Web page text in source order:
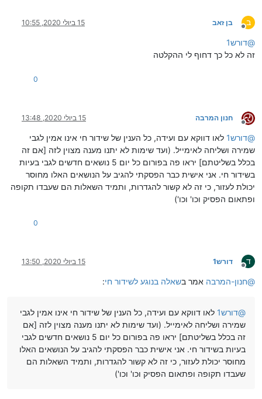
ב
מנותק
בן זאב 15 ביולי 2020, 10:55
@דורש1
זה לא כל כך דחוף לי ההקלטה
0
מנותק
חנון המרבה 15 ביולי 2020, 13:48
@דורש1
לאו דווקא עם ועידה, כל הענין של שידור חי אינו אמין לגבי
שמירה ושליחה לאימייל. (ועד שימות לא יתנו מענה מצוין לזה [אם זה
בכלל בשליטתם] יראו פה בפורום כל יום 5 נושאים חדשים לגבי בעיות
בשידור חי. אני אישית כבר הפסקתי להגיב על הנושאים האלו מחוסר
יכולת לעזור, כי זה לא קשור להגדרות, ותמיד השאלות הם שעבדו תקופה
ופתאום הפסיק וכו' וכו')
0
ד
מנותק
דורש1 15 ביולי 2020, 13:50
@חנון-המרבה אמר בשאלה בנוגע לשידור חי:
@דורש1
לאו דווקא עם ועידה, כל הענין של שידור חי אינו אמין לגבי
שמירה ושליחה לאימייל. (ועד שימות לא יתנו מענה מצוין לזה [אם
זה בכלל בשליטתם] יראו פה בפורום כל יום 5 נושאים חדשים לגבי
בעיות בשידור חי. אני אישית כבר הפסקתי להגיב על הנושאים האלו
מחוסר יכולת לעזור, כי זה לא קשור להגדרות, ותמיד השאלות הם
שעבדו תקופה ופתאום הפסיק וכו' וכו')